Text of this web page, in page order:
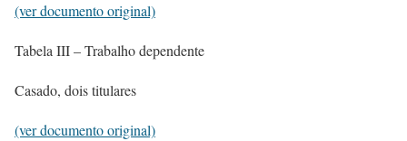
(ver documento original)
Tabela III – Trabalho dependente
Casado, dois titulares
(ver documento original)